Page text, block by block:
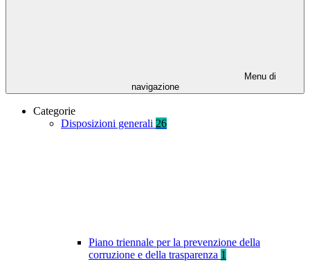
Menu di
navigazione
Categorie
Disposizioni generali 26
Piano triennale per la prevenzione della
corruzione e della trasparenza 1